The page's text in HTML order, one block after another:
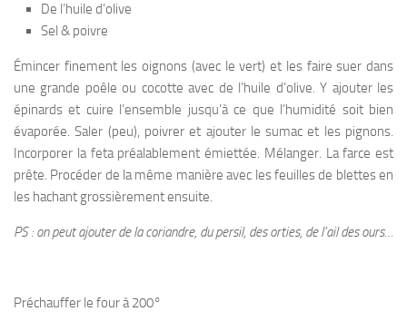
De l’huile d’olive
Sel & poivre
Émincer finement les oignons (avec le vert) et les faire suer dans
une grande poêle ou cocotte avec de l’huile d’olive. Y ajouter les
épinards et cuire l’ensemble jusqu’à ce que l’humidité soit bien
évaporée. Saler (peu), poivrer et ajouter le sumac et les pignons.
Incorporer la feta préalablement émiettée. Mélanger. La farce est
prête. Procéder de la même manière avec les feuilles de blettes en
les hachant grossièrement ensuite.
PS : on peut ajouter de la coriandre, du persil, des orties, de l’ail des ours…
Préchauffer le four à 200°